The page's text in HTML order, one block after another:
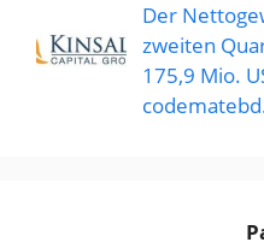
Der
zweiten
175,9 Mio.